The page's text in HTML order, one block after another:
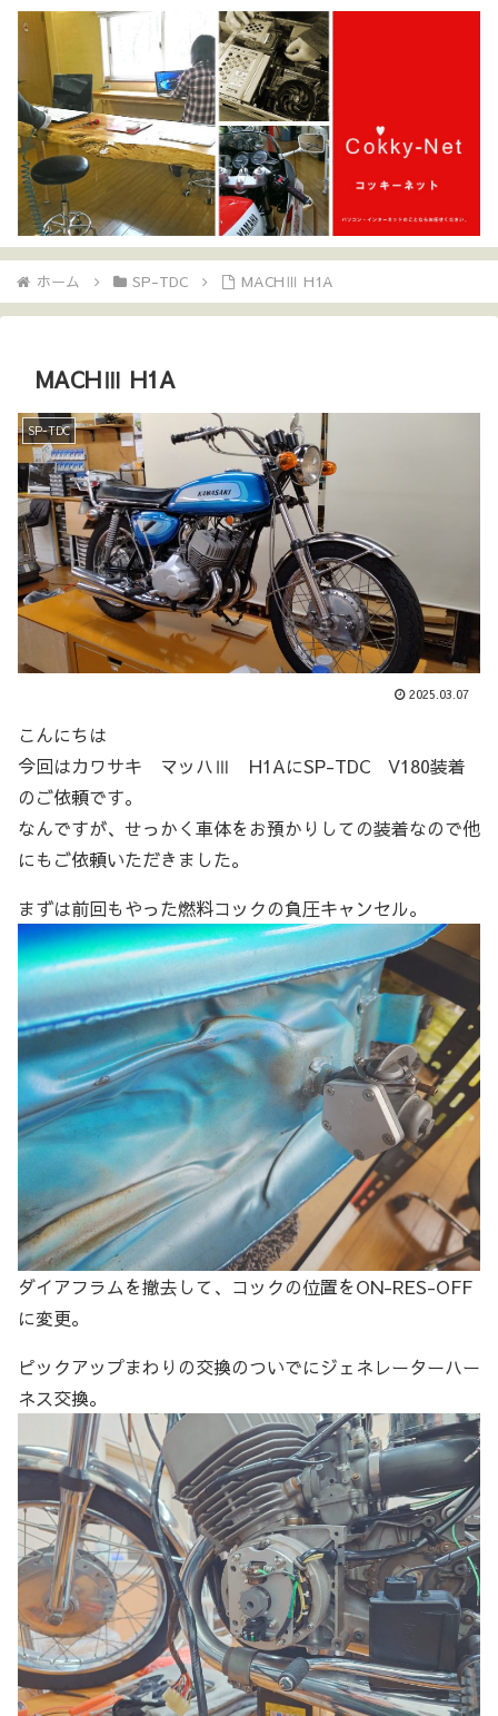
ホーム SP-TDC MACHⅢ H1A
MACHⅢ H1A
SP-TDC
2025.03.07
こんにちは
今回はカワサキ マッハⅢ H1AにSP-TDC V180装着
のご依頼です。
なんですが、せっかく車体をお預かりしての装着なので他
にもご依頼いただきました。
まずは前回もやった燃料コックの負圧キャンセル。
ダイアフラムを撤去して、コックの位置をON-RES-OFF
に変更。
ピックアップまわりの交換のついでにジェネレーターハー
ネス交換。